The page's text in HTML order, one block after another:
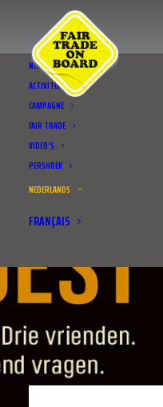
NIEUWS
ACTIVITEITEN
CAMPAGNE
FAIR TRADE
VIDEO’S
PERSHOEK
NEDERLANDS
FRANÇAIS